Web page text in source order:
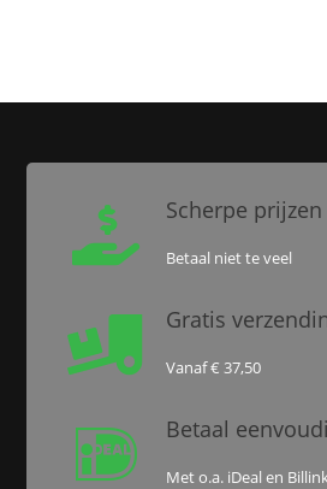
 Scherpe prijzen
Betaal niet te veel
 Gratis
Vanaf € 37,50
 Betaal
Met o.a. iDeal en